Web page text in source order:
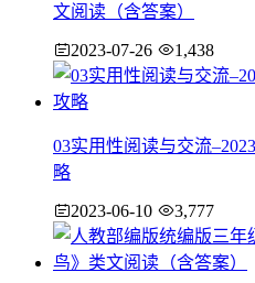
文阅读（含答案）
2023-07-26 1,438
03实用性阅读与交流
略
2023-06-10 3,777